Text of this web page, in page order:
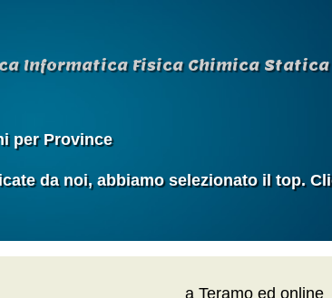
Informatica Fisica Chimica Statica
per Province
da noi, abbiamo selezionato il top.
a Teramo ed online